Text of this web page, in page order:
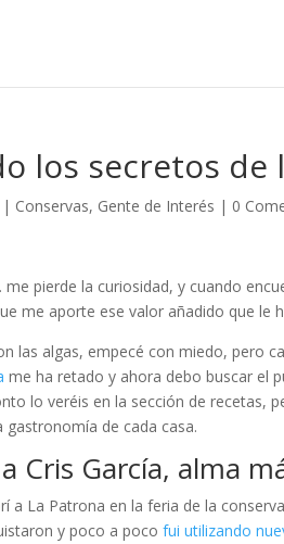
los secretos de
| Conservas, Gente de Interés | 0
pierde la curiosidad, y cuando
me aporte ese valor añadido que le
las algas, empecé con miedo, pero
me ha retado y ahora debo buscar el
lo veréis en la sección de recetas,
de cada casa.
Cris García, alma
a La Patrona en la feria de la
y poco a pocofui utilizando